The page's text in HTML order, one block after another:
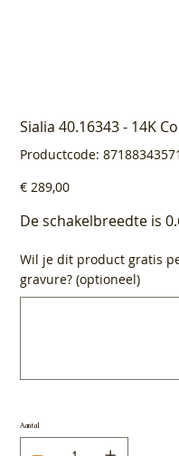
Sialia 40.16343 - 14K
Productcode: Productcode
8718834357123
Prijs
€ 289,00
De schakelbreedte is
Wil je dit product gratis
gravure? (optioneel)
Aantal